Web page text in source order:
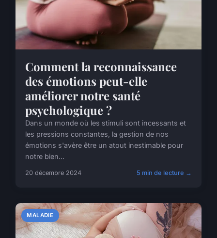
Comment la reconnaissance
des émotions peut-elle
améliorer notre santé
psychologique ?
Dans un monde où les stimuli sont incessants et
les pressions constantes, la gestion de nos
émotions s'avère être un atout inestimable pour
notre bien...
20 décembre 2024 5 min de lecture →
MALADIE